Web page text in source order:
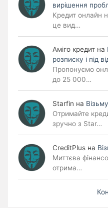
вирішення
Кредит онлайн
це вид…
Аміго кредит на
розписку і під
Пропонуємо
до 25 000…
Starfin на
Отримайте
зручно з Star…
CreditPlus на
Миттєва
отрима…